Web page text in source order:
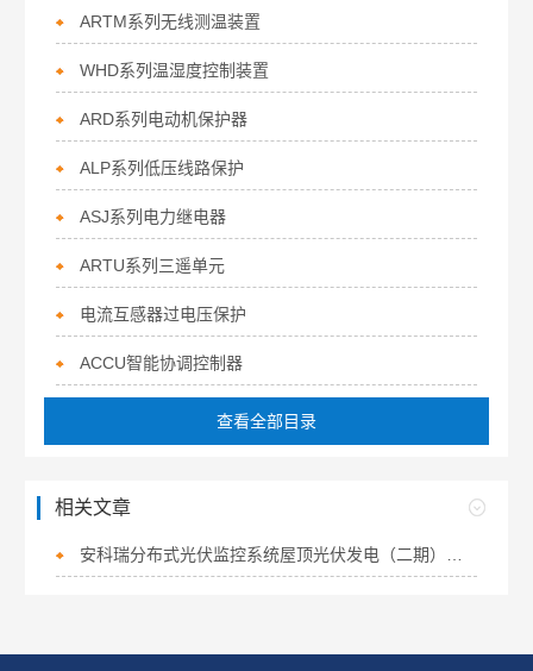
ARTM系列无线测温装置
WHD系列温湿度控制装置
ARD系列电动机保护器
ALP系列低压线路保护
ASJ系列电力继电器
ARTU系列三遥单元
电流互感器过电压保护
ACCU智能协调控制器
查看全部目录
相关文章